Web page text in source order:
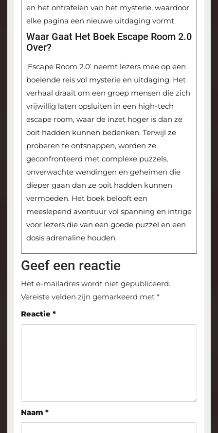
en het ontrafelen van het mysterie, waardoor
elke pagina een nieuwe uitdaging vormt.
Waar Gaat Het Boek Escape Room 2.0
Over?
‘Escape Room 2.0’ neemt lezers mee op een
boeiende reis vol mysterie en uitdaging. Het
verhaal draait om een groep mensen die zich
vrijwillig laten opsluiten in een high-tech
escape room, waar de inzet hoger is dan ze
ooit hadden kunnen bedenken. Terwijl ze
proberen te ontsnappen, worden ze
geconfronteerd met complexe puzzels,
onverwachte wendingen en geheimen die
dieper gaan dan ze ooit hadden kunnen
vermoeden. Het boek belooft een
meeslepend avontuur vol spanning en intrige
voor lezers die van een goede puzzel en een
dosis adrenaline houden.
Geef een reactie
Het e-mailadres wordt niet gepubliceerd.
Vereiste velden zijn gemarkeerd met *
Reactie *
Naam *